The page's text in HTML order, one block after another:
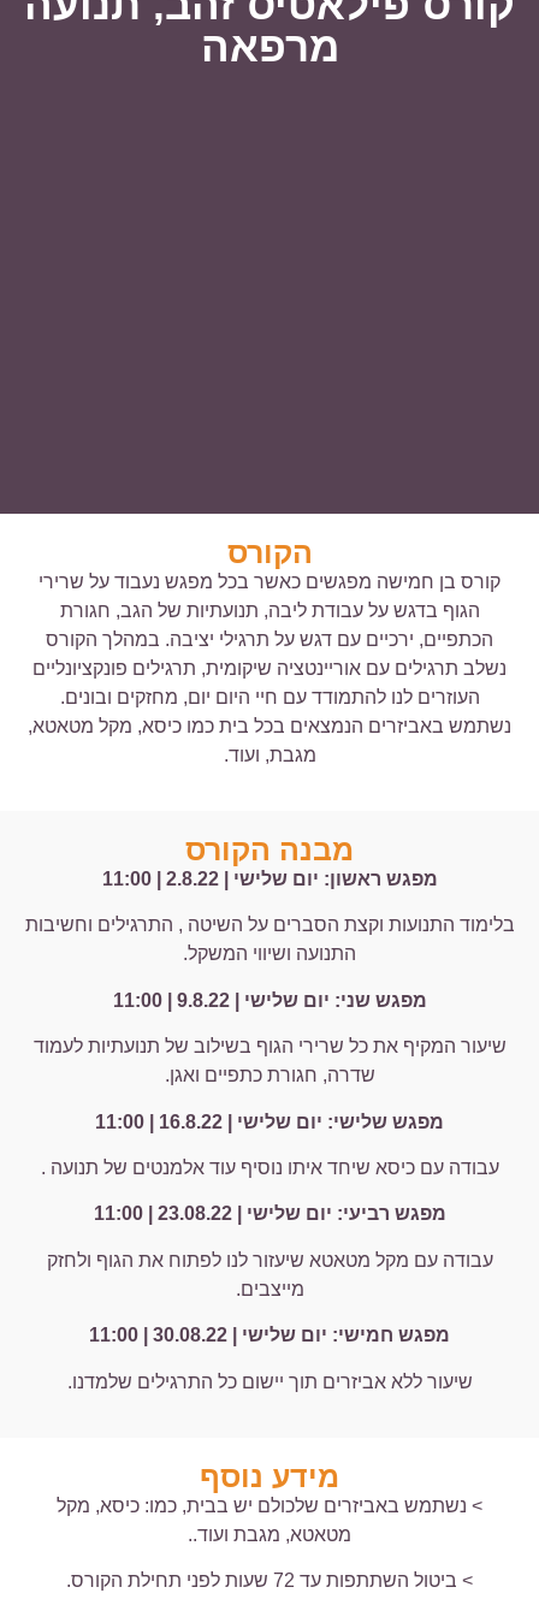
מרפאה
הקורס
קורס בן חמישה מפגשים כאשר בכל מפגש נעבוד על שרירי
הגוף בדגש על עבודת ליבה, תנועתיות של הגב, חגורת
הכתפיים, ירכיים עם דגש על תרגילי יציבה. במהלך הקורס
נשלב תרגילים עם אוריינטציה שיקומית, תרגילים פונקציונליים
העוזרים לנו להתמודד עם חיי היום יום, מחזקים ובונים.
נשתמש באביזרים הנמצאים בכל בית כמו כיסא, מקל מטאטא,
מגבת, ועוד.
מבנה הקורס
מפגש ראשון: יום שלישי | 2.8.22 | 11:00
בלימוד התנועות וקצת הסברים על השיטה , התרגילים וחשיבות
התנועה ושיווי המשקל.
מפגש שני: יום שלישי | 9.8.22 | 11:00
שיעור המקיף את כל שרירי הגוף בשילוב של תנועתיות לעמוד
שדרה, חגורת כתפיים ואגן.
מפגש שלישי: יום שלישי | 16.8.22 | 11:00
עבודה עם כיסא שיחד איתו נוסיף עוד אלמנטים של תנועה .
מפגש רביעי: יום שלישי | 23.08.22 | 11:00
עבודה עם מקל מטאטא שיעזור לנו לפתוח את הגוף ולחזק
מייצבים.
מפגש חמישי: יום שלישי | 30.08.22 | 11:00
שיעור ללא אביזרים תוך יישום כל התרגילים שלמדנו.
מידע נוסף
> נשתמש באביזרים שלכולם יש בבית, כמו: כיסא, מקל
מטאטא, מגבת ועוד..
> ביטול השתתפות עד 72 שעות לפני תחילת הקורס.